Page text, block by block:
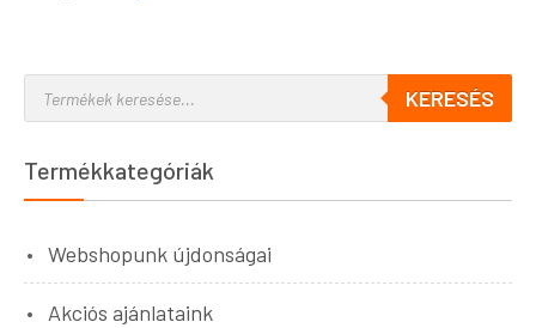
KERESÉS
Termékkategóriák
Webshopunk újdonságai
Akciós ajánlataink